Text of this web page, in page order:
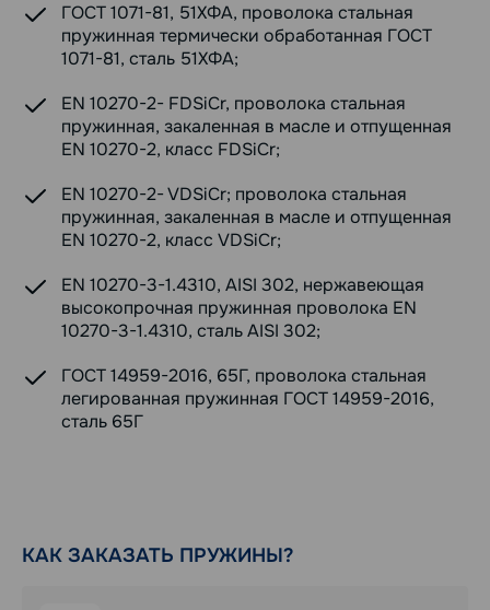
ГОСТ 1071-81, 51ХФА, проволока стальная
пружинная термически обработанная ГОСТ
1071-81, сталь 51ХФА;
EN 10270-2- FDSiCr, проволока стальная
пружинная, закаленная в масле и отпущенная
EN 10270-2, класс FDSiCr;
EN 10270-2- VDSiCr; проволока стальная
пружинная, закаленная в масле и отпущенная
EN 10270-2, класс VDSiCr;
EN 10270-3-1.4310, AISI 302, нержавеющая
высокопрочная пружинная проволока EN
10270-3-1.4310, сталь AISI 302;
ГОСТ 14959-2016, 65Г, проволока стальная
легированная пружинная ГОСТ 14959-2016,
сталь 65Г
КАК ЗАКАЗАТЬ ПРУЖИНЫ?